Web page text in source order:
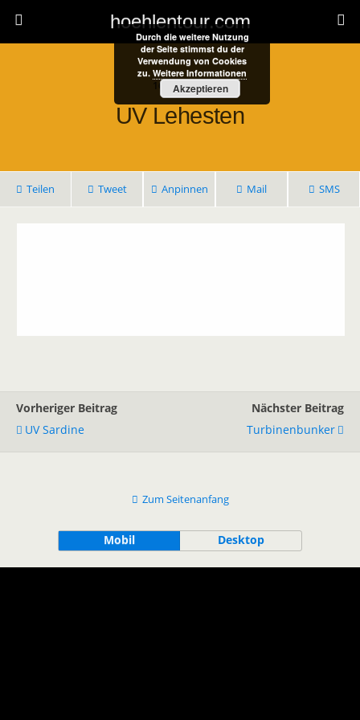
hoehlentour.com
16. Juli 2021
UV Lehesten
Teilen Tweet Anpinnen Mail SMS
Vorheriger Beitrag
UV Sardine
Nächster Beitrag
Turbinenbunker
Durch die weitere Nutzung
der Seite stimmst du der
Verwendung von Cookies
zu. Weitere Informationen
Akzeptieren
Zum Seitenanfang
Mobil Desktop